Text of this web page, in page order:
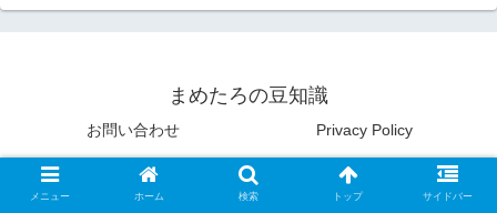
まめたろの豆知識
お問い合わせ Privacy Policy
© 2020 まめたろの豆知識.
メニュー ホーム 検索 トップ サイドバー